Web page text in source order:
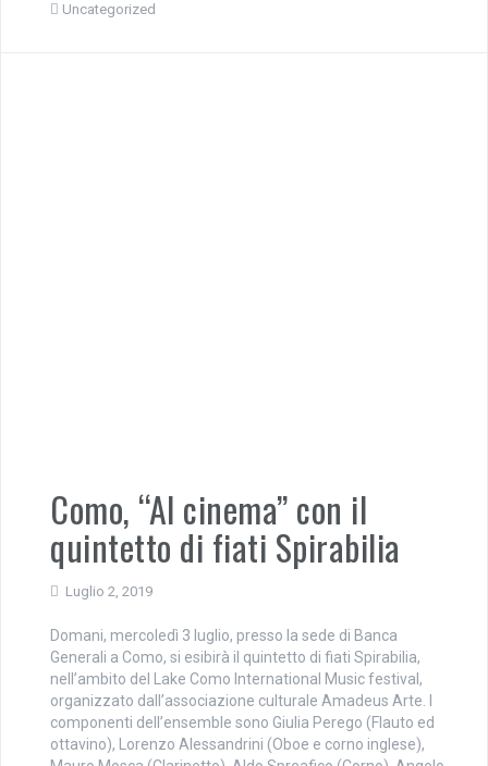
Uncategorized
Como, “Al cinema” con il
quintetto di fiati Spirabilia
Luglio 2, 2019
Domani, mercoledì 3 luglio, presso la sede di Banca
Generali a Como, si esibirà il quintetto di fiati Spirabilia,
nell’ambito del Lake Como International Music festival,
organizzato dall’associazione culturale Amadeus Arte. I
componenti dell’ensemble sono Giulia Perego (Flauto ed
ottavino), Lorenzo Alessandrini (Oboe e corno inglese),